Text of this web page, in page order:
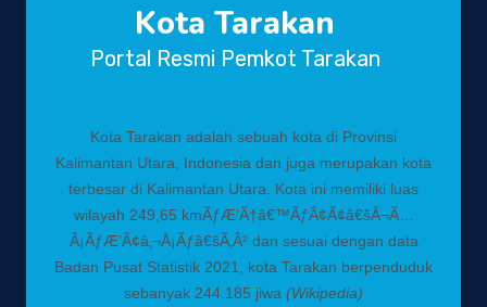
Kota Tarakan
Portal Resmi Pemkot Tarakan
Kota Tarakan adalah sebuah kota di Provinsi
Kalimantan Utara, Indonesia dan juga merupakan kota
terbesar di Kalimantan Utara. Kota ini memiliki luas
wilayah 249,65 kmÃƒÆ’Ã†â€™ÃƒÂ¢Ã¢â€šÂ¬Ã…
Â¡ÃƒÆ’Ã¢â‚¬Å¡Ãƒâ€šÃ‚Â² dan sesuai dengan data
Badan Pusat Statistik 2021, kota Tarakan berpenduduk
sebanyak 244.185 jiwa (Wikipedia)